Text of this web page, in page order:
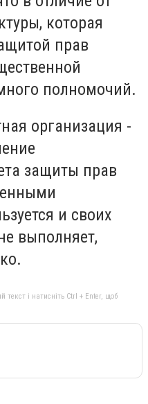
которая
прав
полномочий.
организация -
защиты прав
и своих
выполняет,
текст і натисніть Ctrl + Enter, щоб